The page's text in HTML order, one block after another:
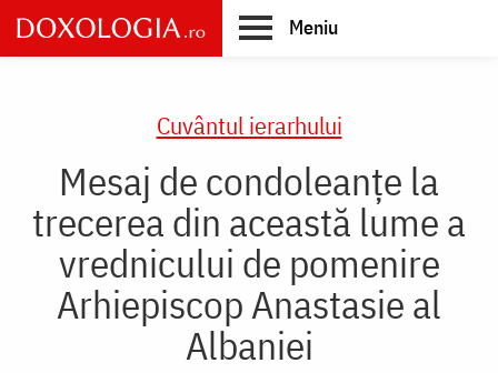
Skip
to
main
Meniu
Cuvântul ierarhului
Mesaj de condoleanțe la
trecerea din această lume a
vrednicului de pomenire
Arhiepiscop Anastasie al
Albaniei